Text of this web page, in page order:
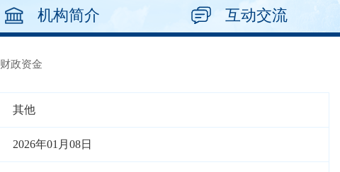
机构简介 互动交流
财政资金
其他
2026年01月08日